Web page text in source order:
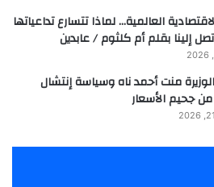
العالمية… لماذا تتسارع تداعياتها
إلينا بقلم أم كلثوم / عابدين
منت أحمد ناه وسياسة إنتشال
من جحيم الأسعار